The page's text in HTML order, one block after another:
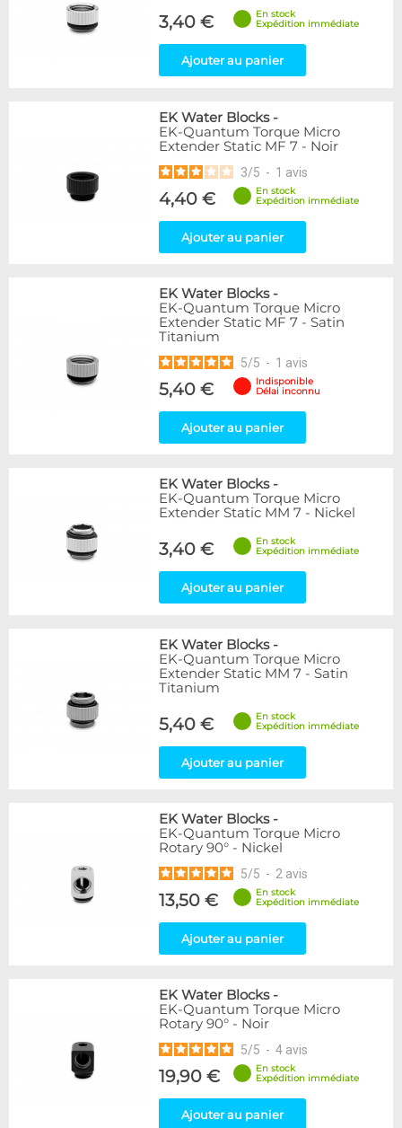
3,40 €
En stock
Expédition immédiate
Ajouter au panier
EK Water Blocks-
EK-Quantum Torque Micro
Extender Static MF 7 - Noir
3/5 - 1 avis
4,40 €
En stock
Expédition immédiate
Ajouter au panier
EK Water Blocks-
EK-Quantum Torque Micro
Extender Static MF 7 - Satin
Titanium
5/5 - 1 avis
5,40 €
Indisponible
Délai inconnu
Ajouter au panier
EK Water Blocks-
EK-Quantum Torque Micro
Extender Static MM 7 - Nickel
3,40 €
En stock
Expédition immédiate
Ajouter au panier
EK Water Blocks-
EK-Quantum Torque Micro
Extender Static MM 7 - Satin
Titanium
5,40 €
En stock
Expédition immédiate
Ajouter au panier
EK Water Blocks-
EK-Quantum Torque Micro
Rotary 90° - Nickel
5/5 - 2 avis
13,50 €
En stock
Expédition immédiate
Ajouter au panier
EK Water Blocks-
EK-Quantum Torque Micro
Rotary 90° - Noir
5/5 - 4 avis
19,90 €
En stock
Expédition immédiate
Ajouter au panier